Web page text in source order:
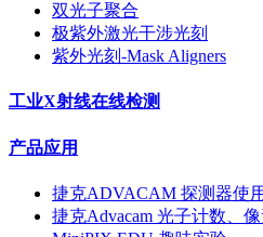
双光子聚合
极紫外激光干涉光刻
紫外光刻-Mask Aligners
工业X射线在线检测
产品应用
捷克ADVACAM 探测器使
捷克Advacam 光子计数、